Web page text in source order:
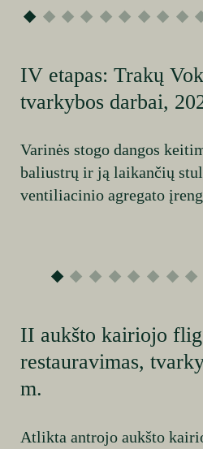
IV etapas: Trakų
tvarkybos darbai,
Varinės stogo dangos
baliustrų ir ją laikančių
ventiliacinio agregato
II aukšto kairiojo
restauravimas,
m.
Atlikta antrojo aukšto